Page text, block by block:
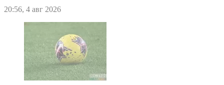
20:56, 4 авг 2026